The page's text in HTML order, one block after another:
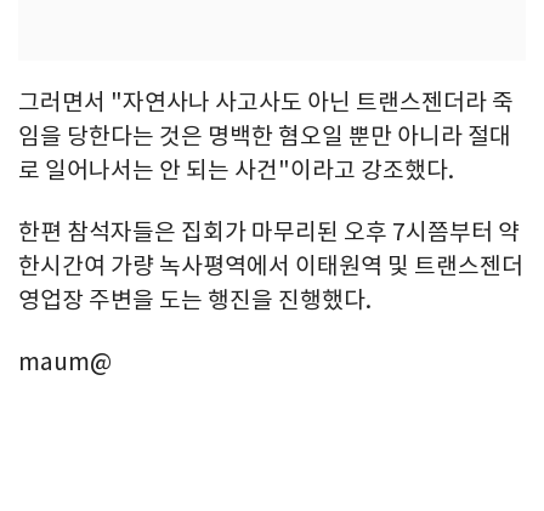
그러면서 "자연사나 사고사도 아닌 트랜스젠더라 죽
임을 당한다는 것은 명백한 혐오일 뿐만 아니라 절대
로 일어나서는 안 되는 사건"이라고 강조했다.
한편 참석자들은 집회가 마무리된 오후 7시쯤부터 약
한시간여 가량 녹사평역에서 이태원역 및 트랜스젠더
영업장 주변을 도는 행진을 진행했다.
maum@